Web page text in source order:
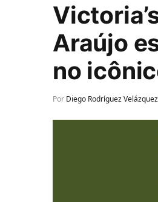
Araújo
no
Por Diego Rodríguez Velázquez